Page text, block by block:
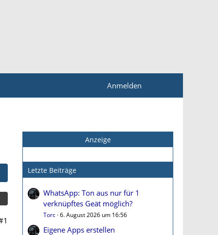
Anmelden
Anzeige
Letzte Beiträge
WhatsApp: Ton aus nur für 1
verknüpftes Geät möglich?
Torc 6. August 2026 um 16:56
Eigene Apps erstellen